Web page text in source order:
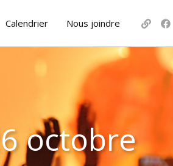
Calendrier Nous joindre
octobre